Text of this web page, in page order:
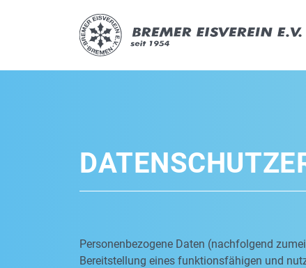
Personenbezogene Daten (nachfolgend
Bereitstellung eines funktionsfähigen und